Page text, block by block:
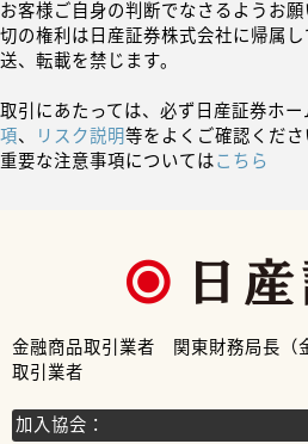
お客様ご自身の判断でなさるようお
切の権利は日産証券株式会社に帰属
送、転載を禁じます。
取引にあたっては、必ず日産証券ホ
項、 リスク説明等をよくご確認くださ
重要な注意事項についてはこちら
金融商品取引業者 関東財務局長
取引業者
加入協会：